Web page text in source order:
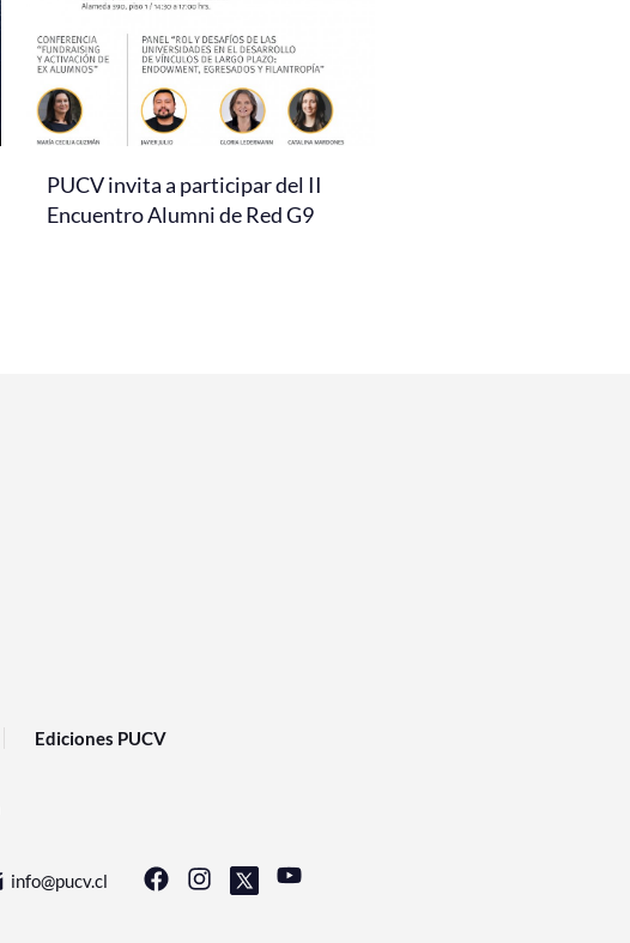
PUCV invita a participar del II
Encuentro Alumni de Red G9
Ediciones PUCV
info@pucv.cl